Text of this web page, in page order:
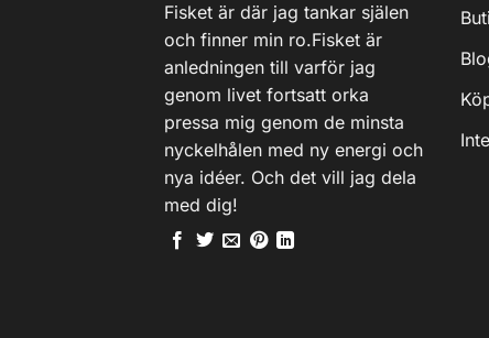
Fisket är där jag tankar själen
och finner min ro.Fisket är
anledningen till varför jag
genom livet fortsatt orka
pressa mig genom de minsta
nyckelhålen med ny energi och
nya idéer. Och det vill jag dela
med dig!